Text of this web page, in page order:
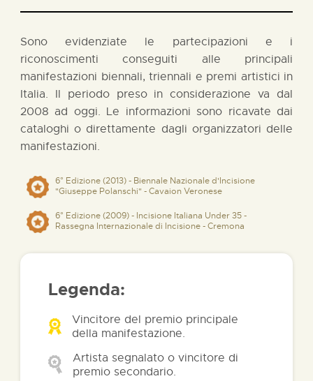
Sono evidenziate le partecipazioni e i
riconoscimenti conseguiti alle principali
manifestazioni biennali, triennali e premi artistici in
Italia. Il periodo preso in considerazione va dal
2008 ad oggi. Le informazioni sono ricavate dai
cataloghi o direttamente dagli organizzatori delle
manifestazioni.
6° Edizione (2013) - Biennale Nazionale d'Incisione
"Giuseppe Polanschi" - Cavaion Veronese
6° Edizione (2009) - Incisione Italiana Under 35 -
Rassegna Internazionale di Incisione - Cremona
Legenda:
Vincitore del premio principale
della manifestazione.
Artista segnalato o vincitore di
premio secondario.